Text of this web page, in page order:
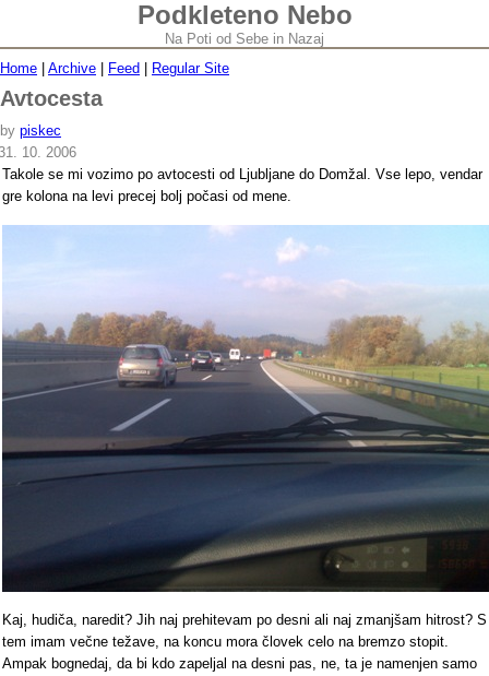
Podkleteno Nebo
Na Poti od Sebe in Nazaj
Home
Archive Feed Regular Site
Avtocesta
by piskec
10. 2006
Takole se mi vozimo po avtocesti od Ljubljane do Domžal. Vse lepo, vendar
gre kolona na levi precej bolj počasi od mene.
Kaj, hudiča, naredit? Jih naj prehitevam po desni ali naj zmanjšam hitrost? S
tem imam večne težave, na koncu mora človek celo na bremzo stopit.
Ampak bognedaj, da bi kdo zapeljal na desni pas, ne, ta je namenjen samo